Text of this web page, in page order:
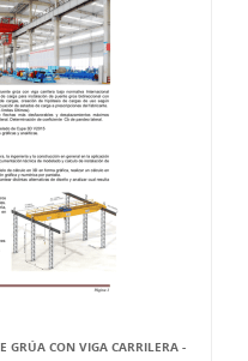
GRÚA CON VIGA CARRILERA -